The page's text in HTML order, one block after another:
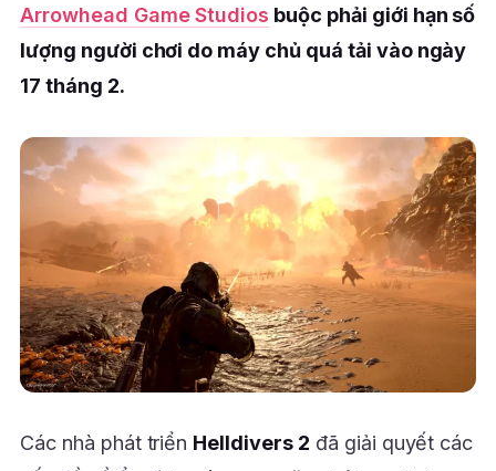
Arrowhead Game Studios buộc phải giới hạn số
lượng người chơi do máy chủ quá tải vào ngày
17 tháng 2.
Các nhà phát triển Helldivers 2 đã giải quyết các